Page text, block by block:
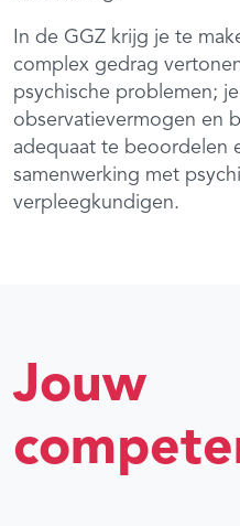
In de GGZ krijg je te
complex gedrag
psychische problemen;
observatievermogen en
adequaat te beoordelen
samenwerking met
verpleegkundigen.
Jouw